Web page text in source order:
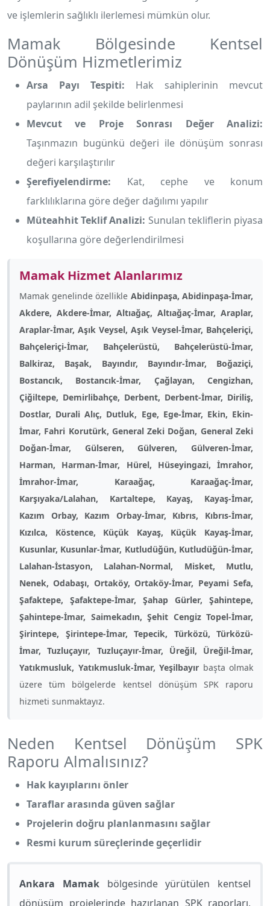
ve işlemlerin sağlıklı ilerlemesi mümkün olur.
Mamak Bölgesinde Kentsel
Dönüşüm Hizmetlerimiz
Arsa Payı Tespiti: Hak sahiplerinin mevcut
paylarının adil şekilde belirlenmesi
Mevcut ve Proje Sonrası Değer Analizi:
Taşınmazın bugünkü değeri ile dönüşüm sonrası
değeri karşılaştırılır
Şerefiyelendirme: Kat, cephe ve konum
farklılıklarına göre değer dağılımı yapılır
Müteahhit Teklif Analizi: Sunulan tekliflerin piyasa
koşullarına göre değerlendirilmesi
Mamak Hizmet Alanlarımız
Mamak genelinde özellikle Abidinpaşa, Abidinpaşa-İmar,
Akdere, Akdere-İmar, Altıağaç, Altıağaç-İmar, Araplar,
Araplar-İmar, Aşık Veysel, Aşık Veysel-İmar, Bahçeleriçi,
Bahçeleriçi-İmar, Bahçelerüstü, Bahçelerüstü-İmar,
Balkiraz, Başak, Bayındır, Bayındır-İmar, Boğaziçi,
Bostancık, Bostancık-İmar, Çağlayan, Cengizhan,
Çiğiltepe, Demirlibahçe, Derbent, Derbent-İmar, Diriliş,
Dostlar, Durali Alıç, Dutluk, Ege, Ege-İmar, Ekin, Ekin-
İmar, Fahri Korutürk, General Zeki Doğan, General Zeki
Doğan-İmar, Gülseren, Gülveren, Gülveren-İmar,
Harman, Harman-İmar, Hürel, Hüseyingazi, İmrahor,
İmrahor-İmar, Karaağaç, Karaağaç-İmar,
Karşıyaka/Lalahan, Kartaltepe, Kayaş, Kayaş-İmar,
Kazım Orbay, Kazım Orbay-İmar, Kıbrıs, Kıbrıs-İmar,
Kızılca, Köstence, Küçük Kayaş, Küçük Kayaş-İmar,
Kusunlar, Kusunlar-İmar, Kutludüğün, Kutludüğün-İmar,
Lalahan-İstasyon, Lalahan-Normal, Misket, Mutlu,
Nenek, Odabaşı, Ortaköy, Ortaköy-İmar, Peyami Sefa,
Şafaktepe, Şafaktepe-İmar, Şahap Gürler, Şahintepe,
Şahintepe-İmar, Saimekadın, Şehit Cengiz Topel-İmar,
Şirintepe, Şirintepe-İmar, Tepecik, Türközü, Türközü-
İmar, Tuzluçayır, Tuzluçayır-İmar, Üreğil, Üreğil-İmar,
Yatıkmusluk, Yatıkmusluk-İmar, Yeşilbayır başta olmak
üzere tüm bölgelerde kentsel dönüşüm SPK raporu
hizmeti sunmaktayız.
Neden Kentsel Dönüşüm SPK
Raporu Almalısınız?
Hak kayıplarını önler
Taraflar arasında güven sağlar
Projelerin doğru planlanmasını sağlar
Resmi kurum süreçlerinde geçerlidir
Ankara Mamakbölgesinde yürütülen kentsel
dönüşüm projelerinde hazırlanan SPK raporları,